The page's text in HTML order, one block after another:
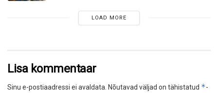
LOAD MORE
Lisa kommentaar
Sinu e-postiaadressi ei avaldata. Nõutavad väljad on tähistatud *-